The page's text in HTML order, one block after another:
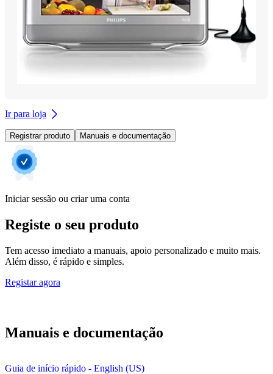
Ir para loja
Registrar produto Manuais e documentação
Iniciar sessão ou criar uma conta
Registe o seu produto
Tem acesso imediato a manuais, apoio personalizado e muito mais.
Além disso, é rápido e simples.
Registar agora
Manuais e documentação
Guia de início rápido - English (US)